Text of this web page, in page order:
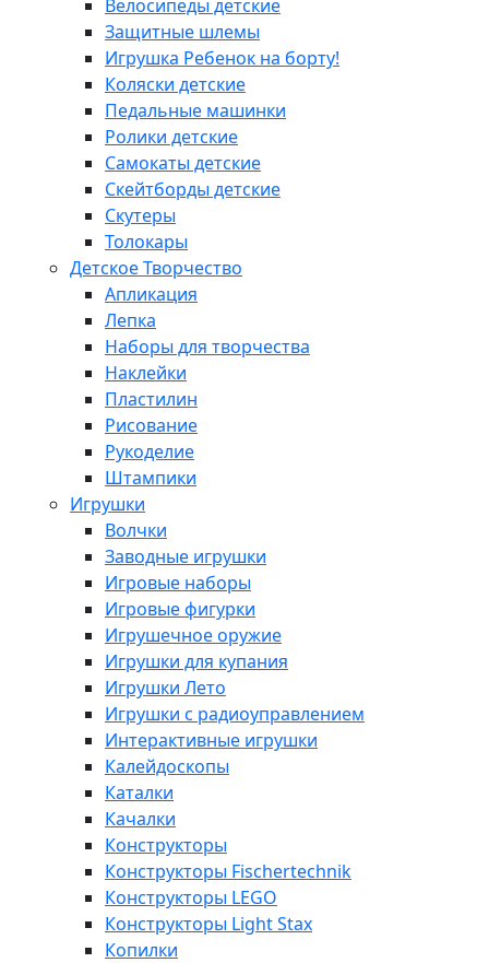
Велосипеды детские
Защитные шлемы
Игрушка Ребенок на борту!
Коляски детские
Педальные машинки
Ролики детские
Самокаты детские
Скейтборды детские
Скутеры
Толокары
Детское Творчество
Апликация
Лепка
Наборы для творчества
Наклейки
Пластилин
Рисование
Рукоделие
Штампики
Игрушки
Волчки
Заводные игрушки
Игровые наборы
Игровые фигурки
Игрушечное оружие
Игрушки для купания
Игрушки Лето
Игрушки с радиоуправлением
Интерактивные игрушки
Калейдоскопы
Каталки
Качалки
Конструкторы
Конструкторы Fisсhertechnik
Конструкторы LEGO
Конструкторы Light Stax
Копилки